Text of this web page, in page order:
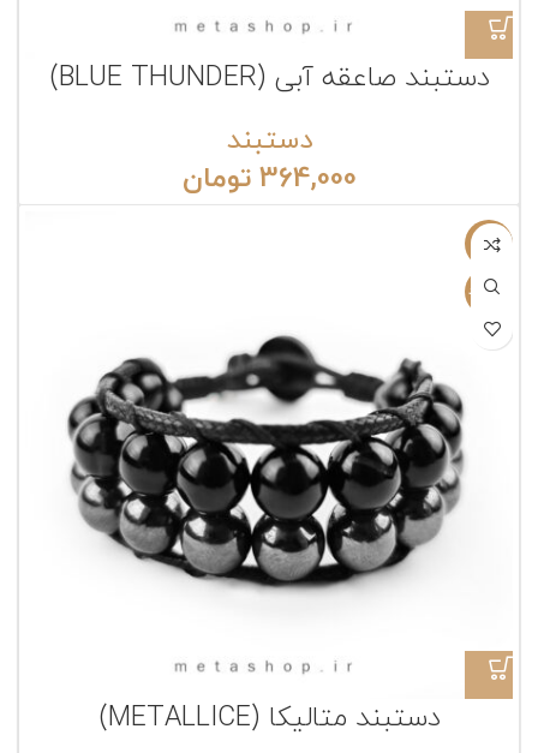
دستبند صاعقه آبی (BLUE THUNDER)
دستبند
364,000 تومان
-12%
ناموجود
دستبند متالیکا (METALLICE)